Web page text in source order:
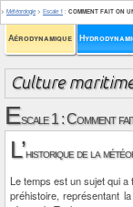
Aérodynamique
> Météorologie > Escale 1 : COMMENT FAIT ON
Escale 1 : Comment
L’historique de la
Le temps est un sujet qui
préhistoire, représentant